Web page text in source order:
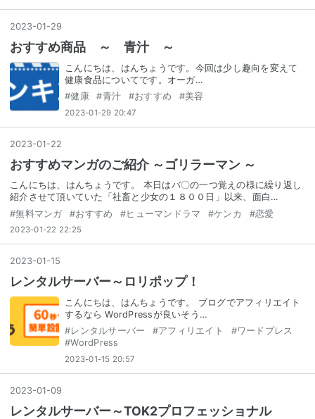
2023-01 -29
おすすめ商品 ～ 青汁 ～
こんにちは、はんちょうです。今回は少し趣向を変えて
健康食品についてです。オーガ…
#健康 #青汁 #おすすめ #美容
2023-01-29 20:47
2023-01-22
おすすめマンガのご紹介 ～ゴリラーマン ～
こんにちは、はんちょうです。 本日はバ〇の一つ覚えの様に繰り返し
紹介させて頂いていた「社畜と少女の１８００日」以来、面白…
#無料マンガ #おすすめ #ヒューマンドラマ #ケンカ #恋愛
2023-01-22 22:25
2023-01 -15
レンタルサーバー～ロリポップ！
こんにちは、はんちょうです。 ブログでアフィリエイト
するなら WordPressが良いそう…
#レンタルサーバー #アフィリエイト #ワードプレス
#WordPress
2023-01-15 20:57
2023-01 -09
レンタルサーバー～TOK2プロフェッショナル